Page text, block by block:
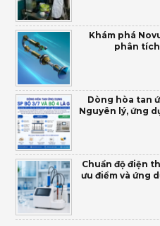
Khám phá
phân tích
Dòng hòa tan
Nguyên lý, ứng
Chuẩn độ điện
ưu điểm và ứng